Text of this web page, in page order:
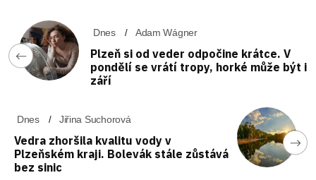
Dnes Adam Wágner
Plzeň si od veder odpočine krátce. V
pondělí se vrátí tropy, horké může být i
září
Dnes Jiřina Suchorová
Vedra zhoršila kvalitu vody v
Plzeňském kraji. Bolevák stále zůstává
bez sinic